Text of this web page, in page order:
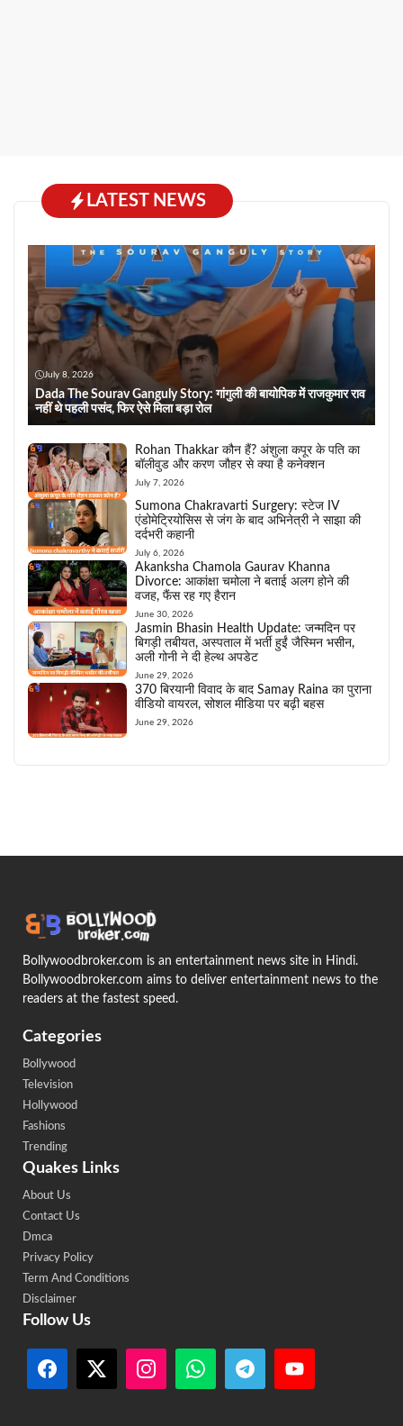
LATEST NEWS
July 8, 2026
Dada The Sourav Ganguly Story: गांगुली की बायोपिक में राजकुमार राव
नहीं थे पहली पसंद, फिर ऐसे मिला बड़ा रोल
Rohan Thakkar कौन हैं? अंशुला कपूर के पति का
बॉलीवुड और करण जौहर से क्या है कनेक्शन
July 7, 2026
Sumona Chakravarti Surgery: स्टेज IV
एंडोमेट्रियोसिस से जंग के बाद अभिनेत्री ने साझा की
दर्दभरी कहानी
July 6, 2026
Akanksha Chamola Gaurav Khanna
Divorce: आकांक्षा चमोला ने बताई अलग होने की
वजह, फैंस रह गए हैरान
June 30, 2026
Jasmin Bhasin Health Update: जन्मदिन पर
बिगड़ी तबीयत, अस्पताल में भर्ती हुईं जैस्मिन भसीन,
अली गोनी ने दी हेल्थ अपडेट
June 29, 2026
370 बिरयानी विवाद के बाद Samay Raina का पुराना
वीडियो वायरल, सोशल मीडिया पर बढ़ी बहस
June 29, 2026
Bollywoodbroker.com is an entertainment news site in Hindi.
Bollywoodbroker.com aims to deliver entertainment news to the
readers at the fastest speed.
Categories
Bollywood
Television
Hollywood
Fashions
Trending
Quakes Links
About Us
Contact Us
Dmca
Privacy Policy
Term And Conditions
Disclaimer
Follow Us